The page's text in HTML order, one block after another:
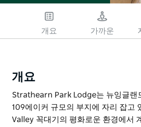
개요 가까운
개요
Strathearn Park Lodge는 뉴잉글랜
109에이커 규모의 부지에 자리 잡고
Valley 꼭대기의 평화로운 환경에서